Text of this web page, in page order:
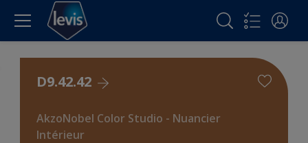
D9.42.42
AkzoNobel Color Studio - Nuancier
Intérieur